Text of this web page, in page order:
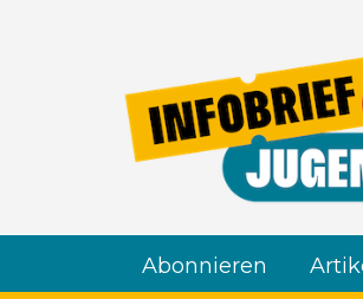
Abonnieren